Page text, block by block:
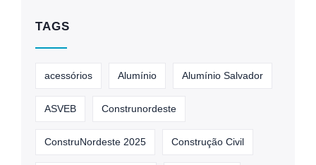
TAGS
acessórios Alumínio Alumínio Salvador
ASVEB Construnordeste
ConstruNordeste 2025 Construção Civil